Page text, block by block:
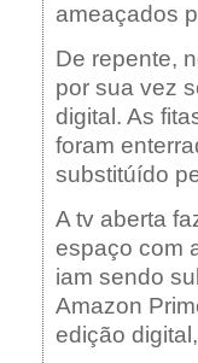
ameaçados
De repente,
por sua vez
digital. As
foram
substitúído
A tv aberta
espaço com
iam sendo
Amazon
edição